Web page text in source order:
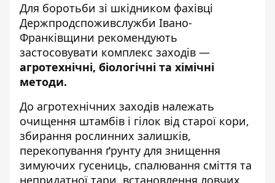
Для боротьби зі шкідником фахівці
Держпродспоживслужби Івано-
Франківщини рекомендують
застосовувати комплекс заходів —
агротехнічні, біологічні та хімічні
методи.
До агротехнічних заходів належать
очищення штамбів і гілок від старої кори,
збирання рослинних залишків,
перекопування ґрунту для знищення
зимуючих гусениць, спалювання сміття та